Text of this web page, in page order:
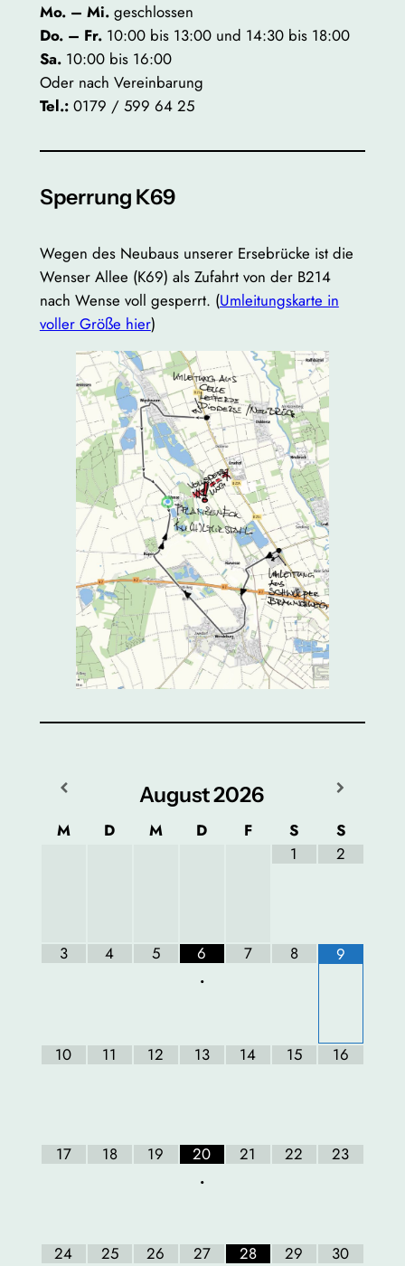
Mo. – Mi.geschlossen
Do. – Fr. 10:00 bis 13:00 und 14:30 bis 18:00
Sa.10:00 bis 16:00
Oder nach Vereinbarung
Tel.:0179 / 599 64 25
Sperrung K69
Wegen des Neubaus unserer Ersebrücke ist die
Wenser Allee (K69) als Zufahrt von der B214
nach Wense voll gesperrt. (Umleitungskarte in
voller Größe hier)
August2026
M D M D F S
S
1
2
3 4 5
6
•
7 8 9
10 11 12 13 14 15 16
17 18 19
20
•
21 22 23
24 25 26 27
28
29 30